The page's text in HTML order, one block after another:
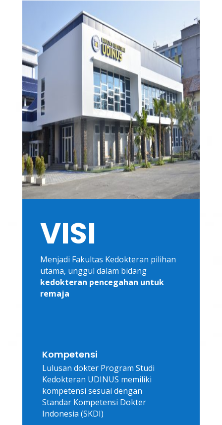
VISI
Menjadi Fakultas Kedokteran pilihan
utama, unggul dalam bidang
kedokteran pencegahan untuk
remaja
Kompetensi
Lulusan dokter Program Studi
Kedokteran UDINUS memiliki
kompetensi sesuai dengan
Standar Kompetensi Dokter
Indonesia (SKDI)